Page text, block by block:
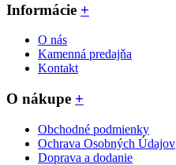
Informácie +
O nás
Kamenná predajňa
Kontakt
O nákupe +
Obchodné podmienky
Ochrava Osobných Údajov
Doprava a dodanie